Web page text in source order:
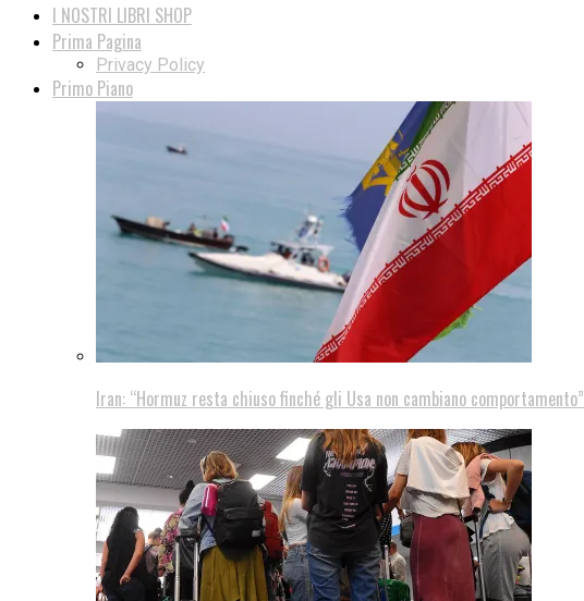
I NOSTRI LIBRI SHOP
Prima Pagina
Privacy Policy
Primo Piano
Iran: “Hormuz resta chiuso finché gli Usa non cambiano comportamento”